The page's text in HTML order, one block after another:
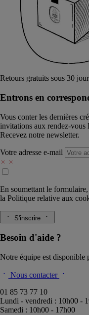
Retours gratuits sous 30
Entrons en
Vous conter les dernières
invitations aux rendez-
Recevez notre newsletter.
Votre adresse e-mail
En soumettant le
la Politique relative aux
S'inscrire
Besoin d'aide ?
Notre équipe est disponible
Nous contacter
01 85 73 77 10
Lundi - vendredi : 10h00 -
Samedi : 10h00 - 17h00